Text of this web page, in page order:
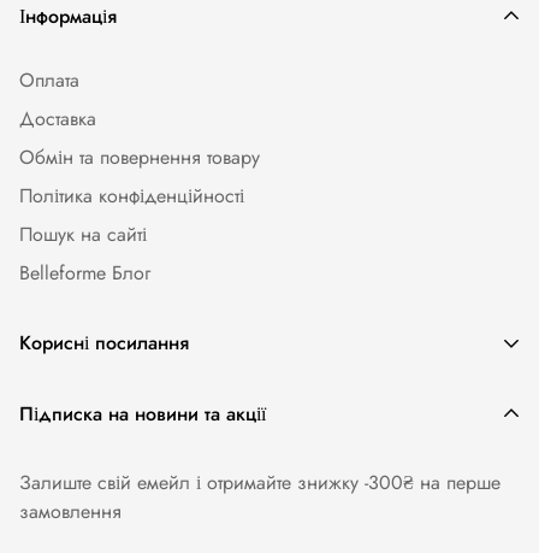
Інформація
Оплата
Доставка
Обмін та повернення товару
Політика конфіденційності
Пошук на сайті
Belleforme Блог
Корисні посилання
Жіноча білизна
Купальники
Колготи. Панчохи. Шкарпетки
Підписка на новини та акції
Залиште свій емейл і отримайте знижку -300₴ на перше
замовлення